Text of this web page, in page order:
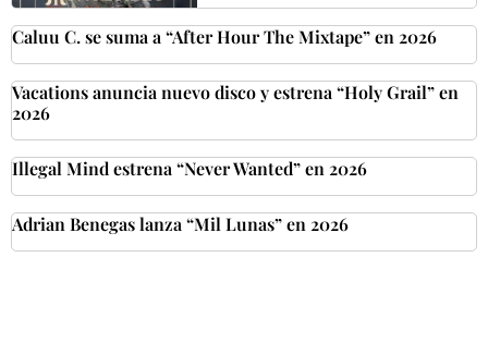
Caluu C. se suma a “After Hour The Mixtape” en 2026
Vacations anuncia nuevo disco y estrena “Holy Grail” en
2026
Illegal Mind estrena “Never Wanted” en 2026
Adrian Benegas lanza “Mil Lunas” en 2026